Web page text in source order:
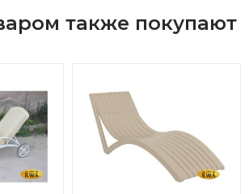
также покупают